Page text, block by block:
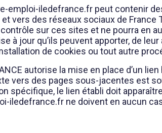
emploi-iledefrance.fr peut contenir
vers des réseaux sociaux de France
contrôle sur ces sites et ne pourra
à jour qu’ils peuvent apporter, de
de cookies ou tout autre
autorise la mise en place d’un
vers des pages sous-jacentes est
spécifique, le lien établi doit
iledefrance.fr ne doivent en aucun